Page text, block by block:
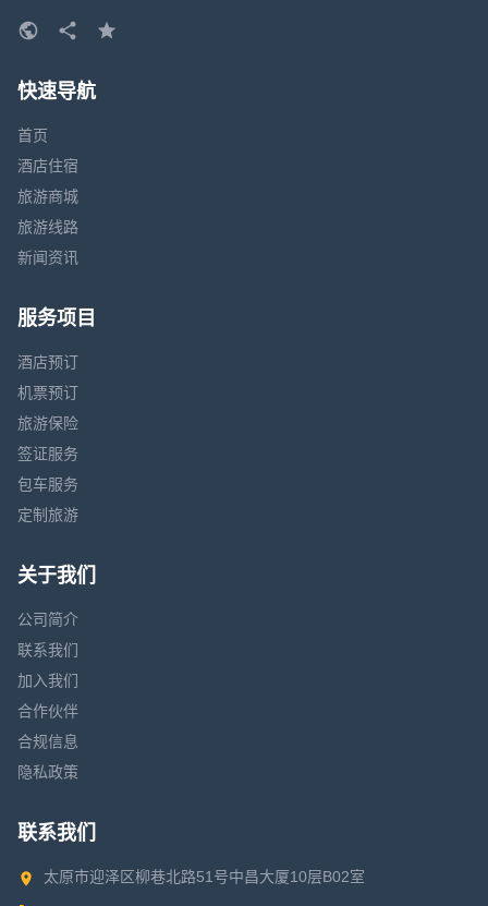
快速导航
首页
酒店住宿
旅游商城
旅游线路
新闻资讯
服务项目
酒店预订
机票预订
旅游保险
签证服务
包车服务
定制旅游
关于我们
公司简介
联系我们
加入我们
合作伙伴
合规信息
隐私政策
联系我们
太原市迎泽区柳巷北路51号中昌大厦10层B02室